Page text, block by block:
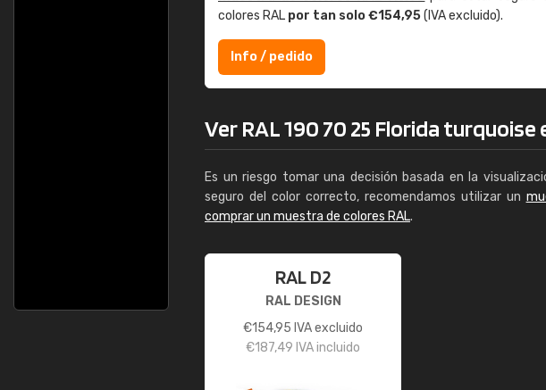
colores RAL por tan solo €154,95(IVA excluido).
Info / pedido
Ver RAL 190 70 25 Florida turquoise
Es un riesgo tomar una decisión basada en la
seguro del color correcto, recomendamos utilizar un
comprar un muestra de colores RAL.
RAL D2
RAL DESIGN
€154,95 IVA excluido
€187,49 IVA incluido